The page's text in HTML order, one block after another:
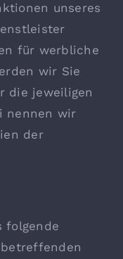
unseres
für werbliche
wir Sie
die jeweiligen
nennen wir
der
folgende